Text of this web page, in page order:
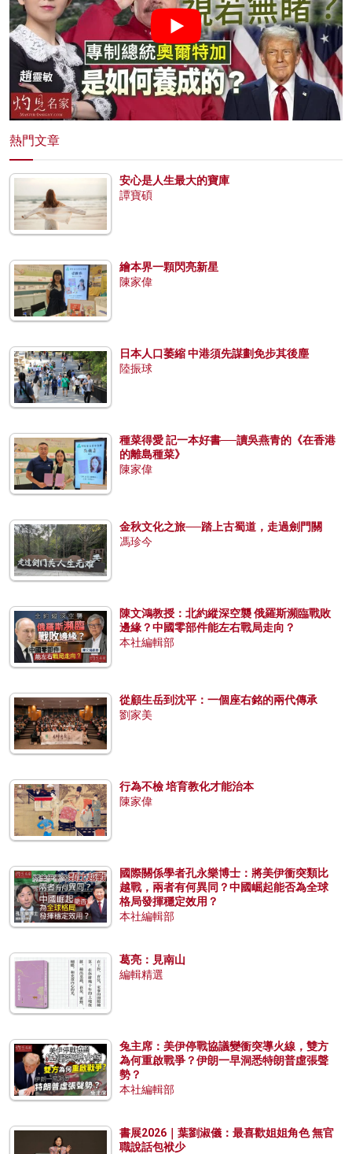
熱門文章
安心是人生最大的寶庫
譚寶碩
繪本界一顆閃亮新星
陳家偉
日本人口萎縮 中港須先謀劃免步其後塵
陸振球
種菜得愛 記一本好書──讀吳燕青的《在香港
的離島種菜》
陳家偉
金秋文化之旅──踏上古蜀道，走過劍門關
馮珍今
陳文鴻教授：北約縱深空襲 俄羅斯瀕臨戰敗
邊緣？中國零部件能左右戰局走向？
本社編輯部
從顧生岳到沈平：一個座右銘的兩代傳承
劉家美
行為不檢 培育教化才能治本
陳家偉
國際關係學者孔永樂博士：將美伊衝突類比
越戰，兩者有何異同？中國崛起能否為全球
格局發揮穩定效用？
本社編輯部
葛亮：見南山
編輯精選
兔主席：美伊停戰協議變衝突導火線，雙方
為何重啟戰爭？伊朗一早洞悉特朗普虛張聲
勢？
本社編輯部
書展2026｜葉劉淑儀：最喜歡姐姐角色 無官
職說話包袱少